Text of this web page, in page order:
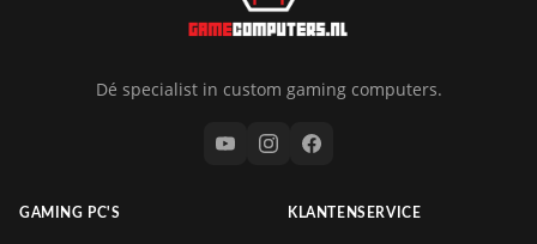
Dé specialist in custom gaming computers.
GAMING PC'S KLANTENSERVICE